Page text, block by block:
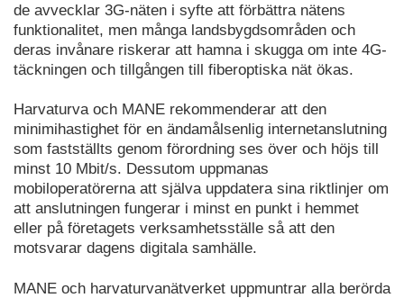
de avvecklar 3G-näten i syfte att förbättra nätens
funktionalitet, men många landsbygdsområden och
deras invånare riskerar att hamna i skugga om inte 4G-
täckningen och tillgången till fiberoptiska nät ökas.
Harvaturva och MANE rekommenderar att den
minimihastighet för en ändamålsenlig internetanslutning
som fastställts genom förordning ses över och höjs till
minst 10 Mbit/s. Dessutom uppmanas
mobiloperatörerna att själva uppdatera sina riktlinjer om
att anslutningen fungerar i minst en punkt i hemmet
eller på företagets verksamhetsställe så att den
motsvarar dagens digitala samhälle.
MANE och harvaturvanätverket uppmuntrar alla berörda